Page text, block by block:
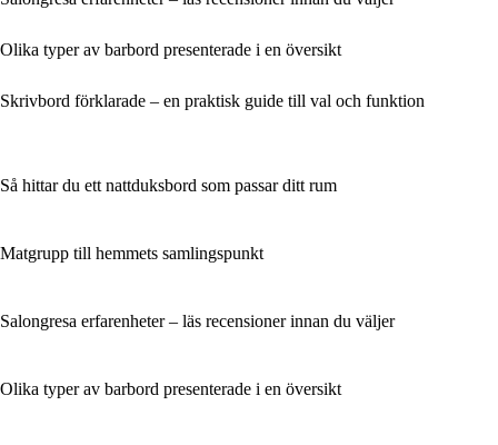
Olika typer av barbord presenterade i en översikt
Skrivbord förklarade – en praktisk guide till val och funktion
Så hittar du ett nattduksbord som passar ditt rum
Matgrupp till hemmets samlingspunkt
Salongresa erfarenheter – läs recensioner innan du väljer
Olika typer av barbord presenterade i en översikt